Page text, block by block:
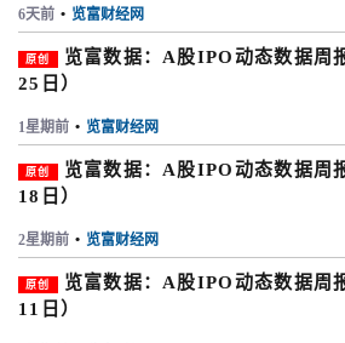
6天前 • 览富财经网
原创
览富数据：A股IPO动态数据周
25日）
1星期前 • 览富财经网
原创
览富数据：A股IPO动态数据周
18日）
2星期前 • 览富财经网
原创
览富数据：A股IPO动态数据周
11日）